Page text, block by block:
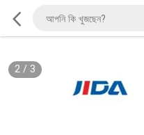
2/ 3